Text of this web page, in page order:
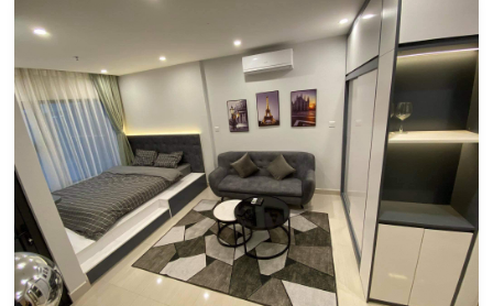
- Bệnh viện, trường học:
Khu vực Nghi Tàm có nhiều bệnh
viện, trường học chất lượng cao, đáp ứng nhu cầu khám
chữa bệnh, học tập của cư dân. Một số bệnh viện, trường
học nổi tiếng tại khu vực này bao gồm: Bệnh viện Thu Cúc,
Bệnh viện Đa khoa Quốc tế Vinmec, Trường Đại học
Ngoại Thương, Trường Đại học Kinh tế Quốc dân.
- Các tiện ích khác:Khu vực Nghi Tàm còn có nhiều tiện
ích khác như: các nhà hàng, quán ăn, quán cà phê, khu vui
chơi giải trí,... đáp ứng nhu cầu sinh hoạt, giải trí của cư
dân.